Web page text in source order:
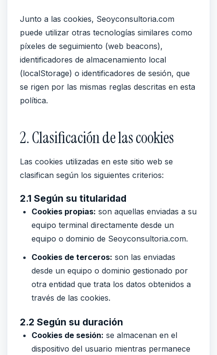
Junto a las cookies, Seoyconsultoria.com
puede utilizar otras tecnologías similares como
píxeles de seguimiento (web beacons),
identificadores de almacenamiento local
(localStorage) o identificadores de sesión, que
se rigen por las mismas reglas descritas en esta
política.
2. Clasificación de las cookies
Las cookies utilizadas en este sitio web se
clasifican según los siguientes criterios:
2.1 Según su titularidad
Cookies propias: son aquellas enviadas a su
equipo terminal directamente desde un
equipo o dominio de Seoyconsultoria.com.
Cookies de terceros: son las enviadas
desde un equipo o dominio gestionado por
otra entidad que trata los datos obtenidos a
través de las cookies.
2.2 Según su duración
Cookies de sesión: se almacenan en el
dispositivo del usuario mientras permanece